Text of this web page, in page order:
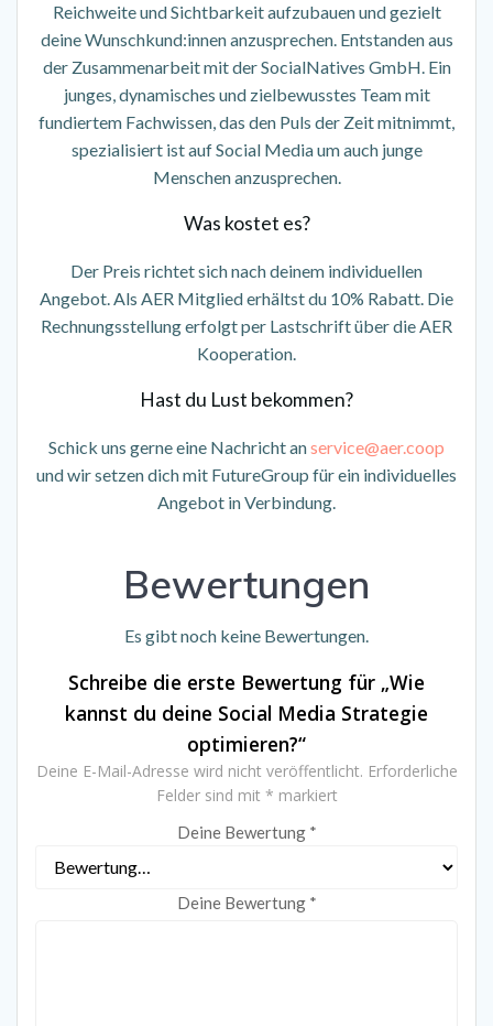
Reichweite und Sichtbarkeit aufzubauen und gezielt
deine Wunschkund:innen anzusprechen. Entstanden aus
der Zusammenarbeit mit der SocialNatives GmbH. Ein
junges, dynamisches und zielbewusstes Team mit
fundiertem Fachwissen, das den Puls der Zeit mitnimmt,
spezialisiert ist auf Social Media um auch junge
Menschen anzusprechen.
Was kostet es?
Der Preis richtet sich nach deinem individuellen
Angebot. Als AER Mitglied erhältst du 10% Rabatt. Die
Rechnungsstellung erfolgt per Lastschrift über die AER
Kooperation.
Hast du Lust bekommen?
Schick uns gerne eine Nachricht anservice@aer.coop
und wir setzen dich mit FutureGroup für ein individuelles
Angebot in Verbindung.
Bewertungen
Es gibt noch keine Bewertungen.
Schreibe die erste Bewertung für „Wie
kannst du deine Social Media Strategie
optimieren?“
Deine E-Mail-Adresse wird nicht veröffentlicht. Erforderliche
Felder sind mit * markiert
Deine Bewertung *
Deine Bewertung *